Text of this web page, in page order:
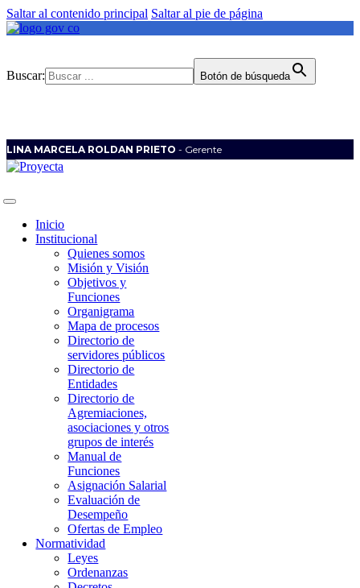
Saltar al contenido principal Saltar al pie de página
Buscar: Botón de búsqueda
LINA MARCELA ROLDAN PRIETO - Gerente
Inicio
Institucional
Quienes somos
Misión y Visión
Objetivos y
Funciones
Organigrama
Mapa de procesos
Directorio de
servidores públicos
Directorio de
Entidades
Directorio de
Agremiaciones,
asociaciones y otros
grupos de interés
Manual de
Funciones
Asignación Salarial
Evaluación de
Desempeño
Ofertas de Empleo
Normatividad
Leyes
Ordenanzas